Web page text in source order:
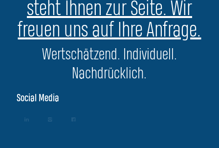
steht Ihnen zur Seite. Wir
freuen uns auf Ihre Anfrage.
Wertschätzend. Individuell.
Nachdrücklich.
Social Media